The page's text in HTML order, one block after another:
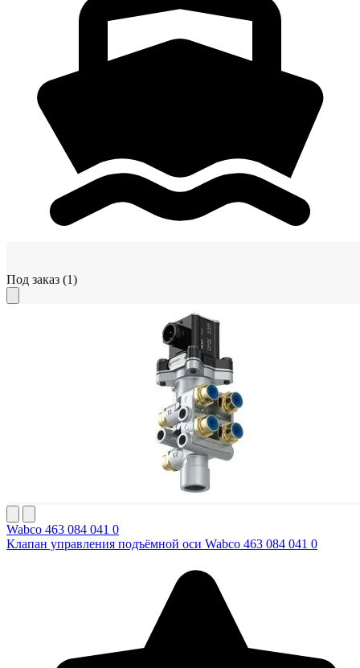
Под заказ (1)
Wabco 463 084 041 0
Клапан управления подъёмной оси Wabco 463 084 041 0